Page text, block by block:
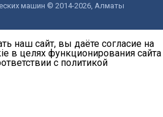
машин © 2014-2026, Алматы
наш сайт, вы даёте согласие на
в целях функционирования сайта
с политикой